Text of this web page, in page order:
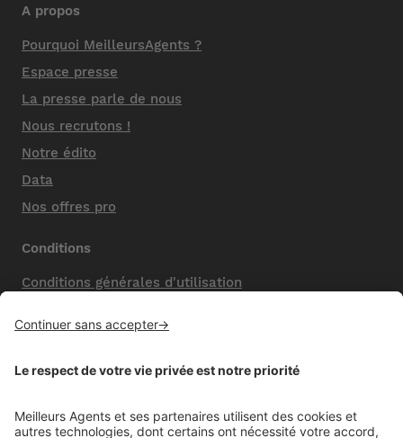
A propos
Pourquoi MeilleursAgents ?
Espace presse
La presse parle de nous
Nous recrutons !
Notre édito
Data
Nos offres pro
Conditions
Conditions générales d'utilisation
Nos honoraires de vente
Politique de confidentialité
Mentions comparateur